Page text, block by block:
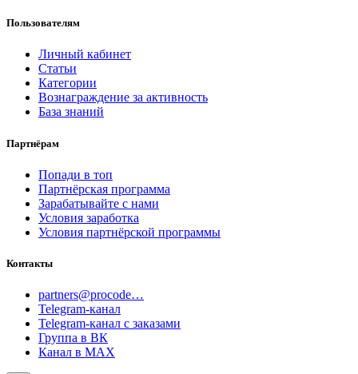
Пользователям
Личный кабинет
Статьи
Категории
Вознаграждение за активность
База знаний
Партнёрам
Попади в топ
Партнёрская программа
Зарабатывайте с нами
Условия заработка
Условия партнёрской программы
Контакты
partners@procode…
Telegram-канал
Telegram-канал с заказами
Группа в ВК
Канал в MAX